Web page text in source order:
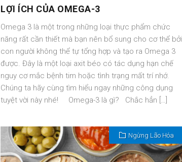
LỢI ÍCH CỦA OMEGA-3
Omega 3 là một trong những loại thực phẩm chức
năng rất cần thiết mà bạn nên bổ sung cho cơ thể bởi
con người không thể tự tổng hợp và tạo ra Omega 3
được. Đây là một loại axit béo có tác dụng hạn chế
nguy cơ mắc bệnh tim hoặc tình trạng mất trí nhớ.
Chúng ta hãy cùng tìm hiểu ngay những công dụng
tuyệt vời này nhé! Omega-3 là gì? Chắc hẳn […]
Ngừng Lão Hóa